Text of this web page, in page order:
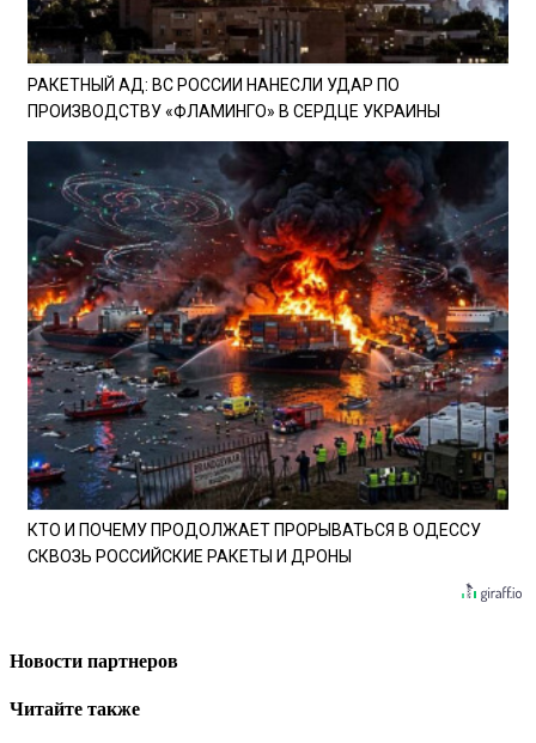
РАКЕТНЫЙ АД: ВС РОССИИ НАНЕСЛИ УДАР ПО
ПРОИЗВОДСТВУ «ФЛАМИНГО» В СЕРДЦЕ УКРАИНЫ
КТО И ПОЧЕМУ ПРОДОЛЖАЕТ ПРОРЫВАТЬСЯ В ОДЕССУ
СКВОЗЬ РОССИЙСКИЕ РАКЕТЫ И ДРОНЫ
Новости партнеров
Читайте также